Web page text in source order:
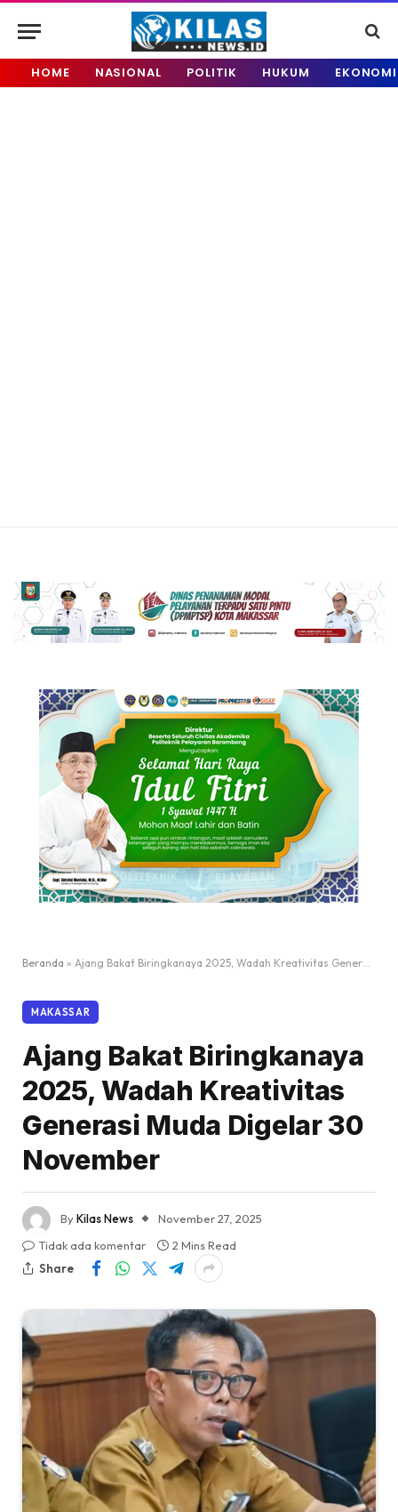
HOME NASIONAL POLITIK HUKUM EKONOMI
Beranda » Ajang Bakat Biringkanaya 2025, Wadah Kreativitas Generasi Muda Digelar 30 November
MAKASSAR
Ajang Bakat Biringkanaya
2025, Wadah Kreativitas
Generasi Muda Digelar 30
November
ByKilas News
November 27, 2025
Tidak ada komentar
2 Mins Read
Share